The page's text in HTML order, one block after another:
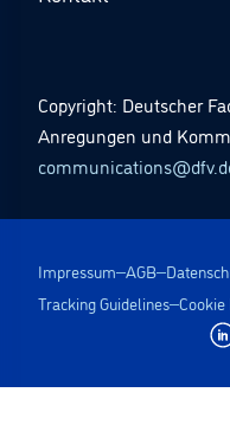
Copyright: Deutscher
Anregungen und
Impressum AGB
Tracking Guidelines